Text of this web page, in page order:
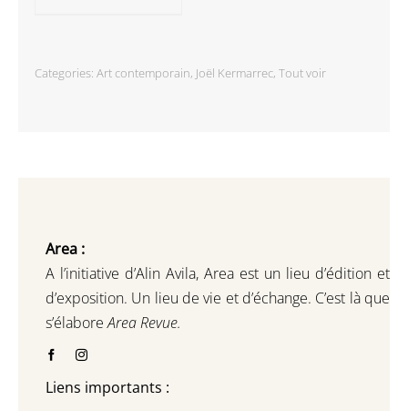
Categories: Art contemporain, Joël Kermarrec, Tout voir
Area :
A l’initiative d’Alin Avila, Area est un lieu d’édition et
d’exposition. Un lieu de vie et d’échange. C’est là que
s’élaboreArea Revue.
Liens importants :